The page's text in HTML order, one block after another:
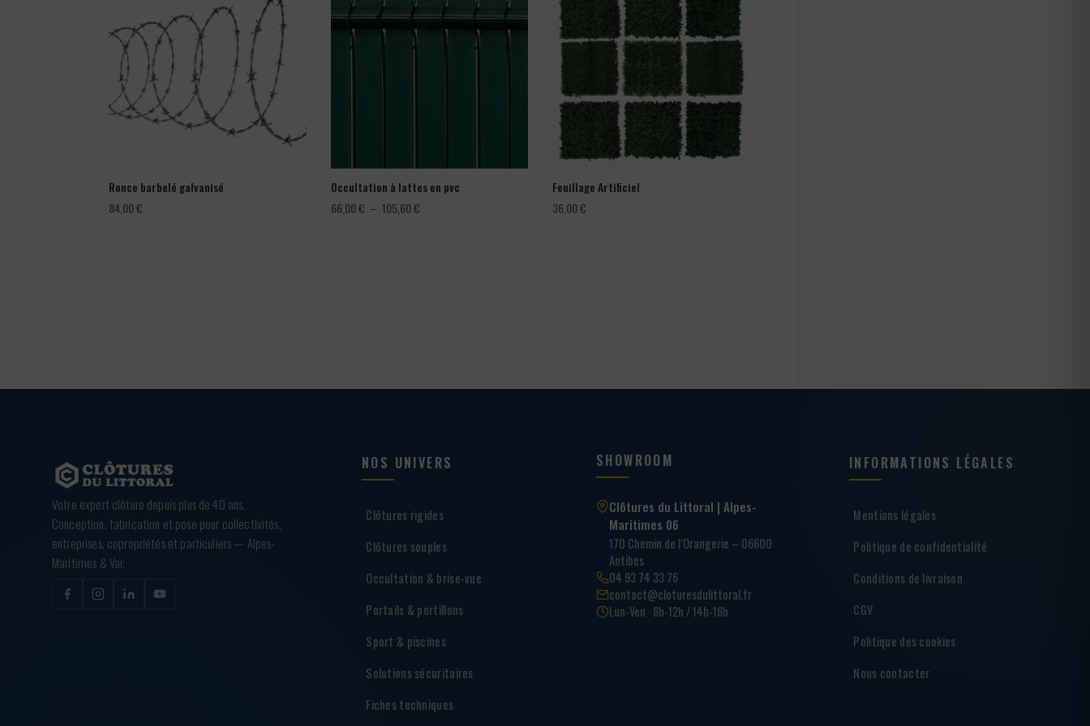
Ronce barbelé galvanisé
84,00€
Occultation à lattes en pvc
66,00€ – 105,60€Plage
Feuillage Artificiel
36,00€
Votre expert clôture depuis plus de 40 ans.
Conception, fabrication et pose pour collectivités,
entreprises, copropriétés et particuliers — Alpes-
Maritimes & Var.
NOS UNIVERS
Clôtures rigides
Clôtures souples
Occultation & brise-vue
Portails & portillons
Sport & piscines
Solutions sécuritaires
Fiches techniques
SHOWROOM
Clôtures du Littoral | Alpes-
Maritimes 06
170 Chemin de l’Orangerie – 06600
Antibes
04 93 74 33 76
contact@cloturesdulittoral.fr
Lun-Ven · 8h-12h / 14h-18h
INFORMATIONS LÉGALES
Mentions légales
Politique de confidentialité
Conditions de livraison
CGV
Politique des cookies
Nous contacter